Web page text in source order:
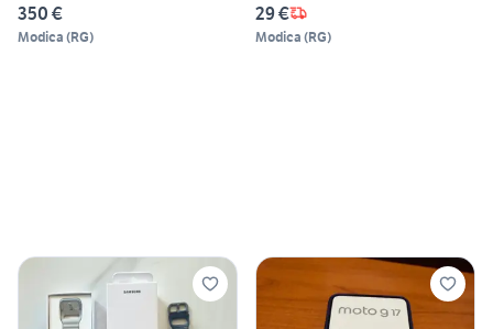
350 €
Modica (RG)
29 €
Modica (RG)